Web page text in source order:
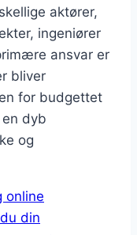
aktører,
ingeniører
ansvar er
bliver
for budgettet
dyb
og
online
din